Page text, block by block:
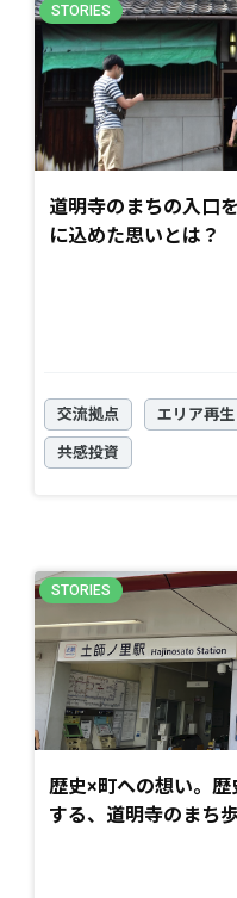
道明寺のまちの入口
に込めた思いとは？
交流拠点 エリア再生
共感投資
歴史×町への想い。
する、道明寺のまち